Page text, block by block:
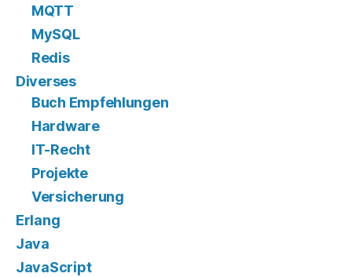
MQTT
MySQL
Redis
Diverses
Buch Empfehlungen
Hardware
IT-Recht
Projekte
Versicherung
Erlang
Java
JavaScript